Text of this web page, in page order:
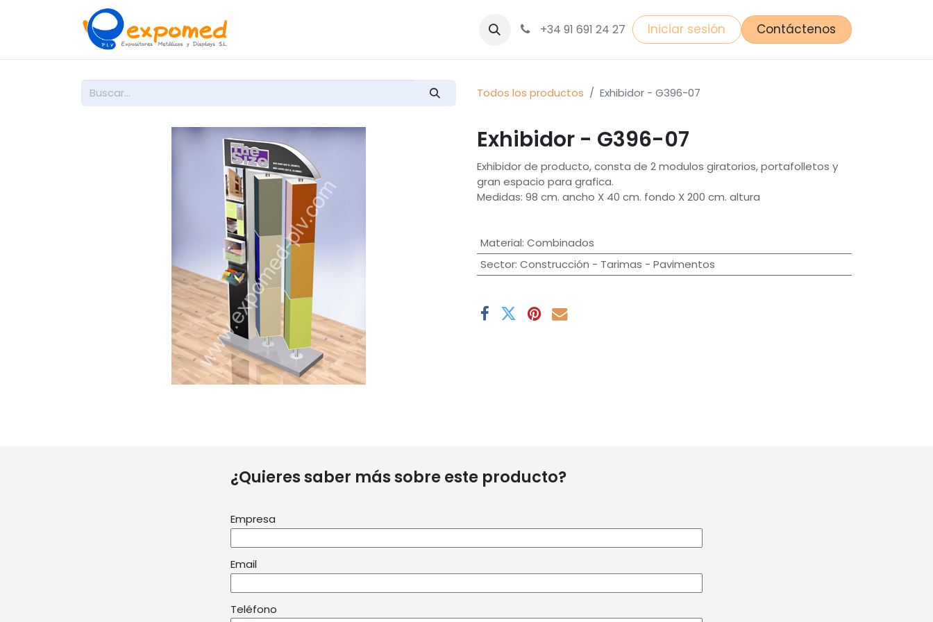
+34 91 691 24 27 Iniciar sesión Contáctenos
Todos los productos Exhibidor - G396-07
Exhibidor - G396-07
Exhibidor de producto, consta de 2 modulos giratorios, portafolletos y
gran espacio para grafica.
Medidas: 98 cm. ancho X 40 cm. fondo X 200 cm. altura
Material: Combinados
Sector: Construcción - Tarimas - Pavimentos
¿Quieres saber más sobre este producto?
Empresa
Email
Teléfono